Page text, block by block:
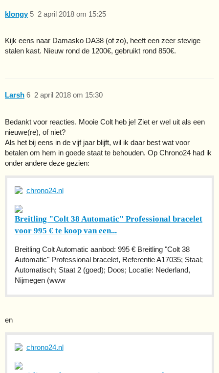
klongy 2 april 2018 om 15:25
5
Kijk eens naar Damasko DA38 (of zo), heeft een zeer stevige
stalen kast. Nieuw rond de 1200€, gebruikt rond 850€.
Larsh 2 april 2018 om 15:30
6
Bedankt voor reacties. Mooie Colt heb je! Ziet er wel uit als een
nieuwe(re), of niet?
Als het bij eens in de vijf jaar blijft, wil ik daar best wat voor
betalen om hem in goede staat te behouden. Op Chrono24 had ik
onder andere deze gezien:
chrono24.nl
Breitling "Colt 38 Automatic" Professional bracelet
voor 995 € te koop van een...
Breitling Colt Automatic aanbod: 995 € Breitling "Colt 38
Automatic" Professional bracelet, Referentie A17035; Staal;
Automatisch; Staat 2 (goed); Doos; Locatie: Nederland,
Nijmegen (www
en
chrono24.nl